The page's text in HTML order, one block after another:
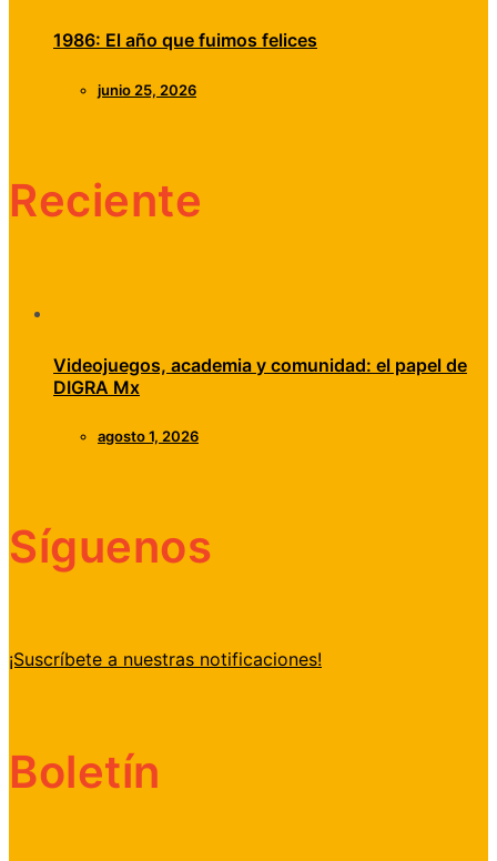
1986: El año que fuimos felices
junio 25, 2026
Reciente
Videojuegos, academia y comunidad: el papel de
DIGRA Mx
agosto 1, 2026
Síguenos
¡Suscríbete a nuestras notificaciones!
Boletín